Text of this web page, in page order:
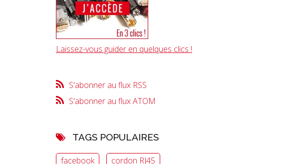
Laissez-vous guider en quelques clics !
S'abonner au flux RSS
S'abonner au flux ATOM
TAGS POPULAIRES
facebook
cordon RJ45